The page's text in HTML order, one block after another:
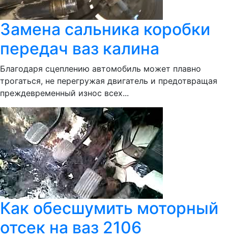
Замена сальника коробки
передач ваз калина
Благодаря сцеплению автомобиль может плавно
трогаться, не перегружая двигатель и предотвращая
преждевременный износ всех...
Как обесшумить моторный
отсек на ваз 2106